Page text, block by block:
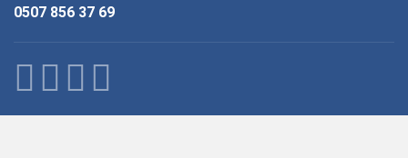
0507 856 37 69